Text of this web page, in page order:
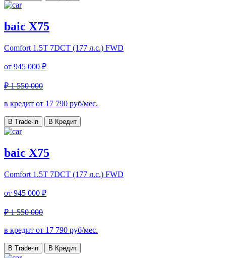
baic X75
Comfort 1.5T 7DCT (177 л.с.) FWD
от 945 000 ₽
₽ 1 550 000
в кредит от 17 790 руб/мес.
В Trade-in В Кредит
baic X75
Comfort 1.5T 7DCT (177 л.с.) FWD
от 945 000 ₽
₽ 1 550 000
в кредит от 17 790 руб/мес.
В Trade-in В Кредит